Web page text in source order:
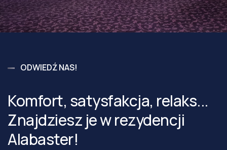
ODWIEDŹ NAS!
Komfort, satysfakcja, relaks...
Znajdziesz je w rezydencji
Alabaster!